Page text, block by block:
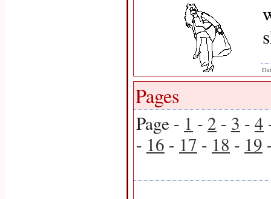
Pages
Page - 1 - 2 - 3 - 4
- 16 - 17 - 18 - 19